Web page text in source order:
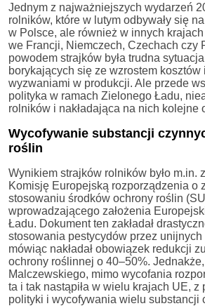
Jednym z najważniejszych wydarzeń
rolników, które w lutym odbywały się
w Polsce, ale również w innych
we Francji, Niemczech, Czechach czy
powodem strajków była trudna
borykających się ze wzrostem
wyzwaniami w produkcji. Ale przede
polityka w ramach Zielonego Ładu,
rolników i nakładająca na nich kolejne
Wycofywanie substancji
roślin
Wynikiem strajków rolników było m.in.
Komisję Europejską rozporządzenia o
stosowaniu środków ochrony roślin
wprowadzającego założenia
Ładu. Dokument ten zakładał
stosowania pestycydów przez
mówiąc nakładał obowiązek redukcji
ochrony roślinnej o 40–50%.
Malczewskiego, mimo wycofania
ta i tak nastąpiła w wielu krajach UE, z
polityki i wycofywania wielu substancji